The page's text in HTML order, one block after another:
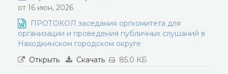
от 16 июн, 2026
ПРОТОКОЛ заседания оргкомитета для
организации и проведения публичных слушаний в
Находкинском городском округе
Открыть
Скачать 85.0 КБ